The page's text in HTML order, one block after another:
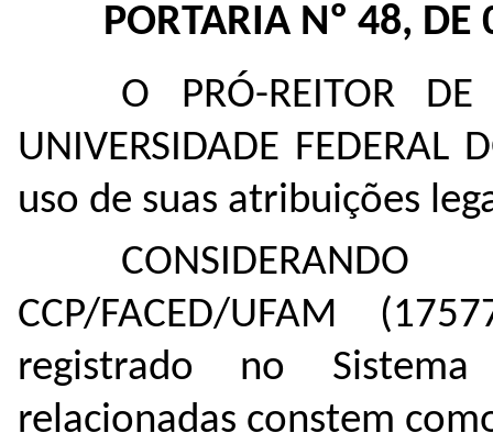
PORTARIA Nº 48,
O PRÓ-REITOR
UNIVERSIDADE
uso de suas atribuições
CCP/FACED/UFAM (
registrado no
relacionadas constem